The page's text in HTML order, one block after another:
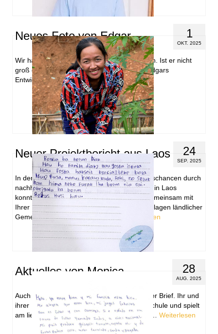
1
OKT. 2025
Neues Foto von Edgar
Wir haben ein neues Foto von Edgar erhalten. Ist er nicht
groß geworden? Wie schön es doch ist an Edgars
Entwicklung teilzuhaben.
24
SEP. 2025
Neuer Projektbericht aus Laos
In der aktuellen Phase des Projekts „Zukunftschancen durch
nachhaltige Landwirtschaft und Klimaschutz“ in Laos
konnten wir wichtige Fortschritte erzielen. Gemeinsam mit
Ihrer Unterstützung wurden die Lebensgrundlagen ländlicher
Gemeinden nachhaltig gestärkt. …
Weiterlesen
28
AUG. 2025
Aktuelles von Monica
Auch von Monica erreichte uns ein sehr netter Brief. Ihr und
ihrer Familie geht es sehr gut. Sie liebt die Schule und spielt
am liebsten mit ihrem Springseil. Tiere mag … Weiterlesen